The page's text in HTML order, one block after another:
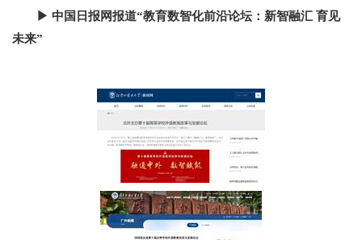
▶ 中国日报网报道“教育数智化前沿论坛：新智融汇 育见
未来”